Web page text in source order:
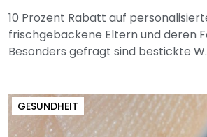
10 Prozent Rabatt auf
frischgebackene Eltern und deren
Besonders gefragt sind bestickte
GESUNDHEIT